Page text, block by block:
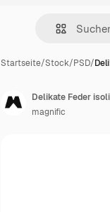
Startseite/Stock/PSD/
Delikate Feder
magnific